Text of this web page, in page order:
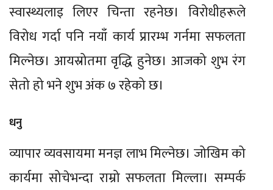
स्वास्थ्यलाइ लिएर चिन्ता रहनेछ। विरोधीहरूले
विरोध गर्दा पनि नयाँ कार्य प्रारम्भ गर्नमा सफलता
मिल्नेछ। आयस्रोतमा वृद्धि हुनेछ। आजको शुभ रंग
सेतो हो भने शुभ अंक ७ रहेको छ।
धनु
व्यापार व्यवसायमा मनज्ञ लाभ मिल्नेछ। जोखिम को
कार्यमा सोचेभन्दा राम्रो सफलता मिल्ला। सम्पर्क